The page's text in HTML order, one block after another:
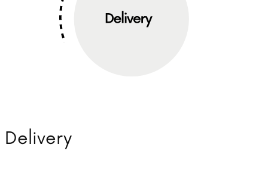
Delivery